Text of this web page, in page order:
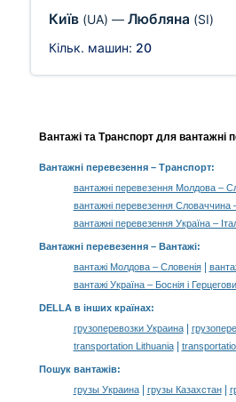
Київ (UA) — Любляна (SI)
Кільк. машин: 20
Вантажі та Транспорт для вантажні
Вантажні перевезення– Транспорт:
вантажні перевезення Молдова –
вантажні перевезення Словаччина
вантажні перевезення Україна –
Вантажні перевезення – Вантажі:
вантажі Молдова – Словенія|
вантажі Україна – Боснія і
DELLA в інших країнах:
грузоперевозки Украина|
transportation Lithuania|
Пошук вантажів:
грузы Украина| грузы Казахстан|